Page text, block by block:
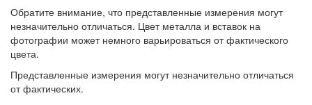
Обратите внимание, что представленные измерения могут
незначительно отличаться. Цвет металла и вставок на
фотографии может немного варьироваться от фактического
цвета.
Представленные измерения могут незначительно отличаться
от фактических.